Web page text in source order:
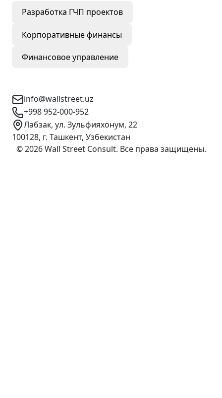
Разработка ГЧП проектов
Корпоративные финансы
Финансовое управление
info@wallstreet.uz
+998 952-000-952
Лабзак, ул. Зульфияхонум, 22
100128, г. Ташкент, Узбекистан
©2026 Wall Street Consult. Все права защищены.